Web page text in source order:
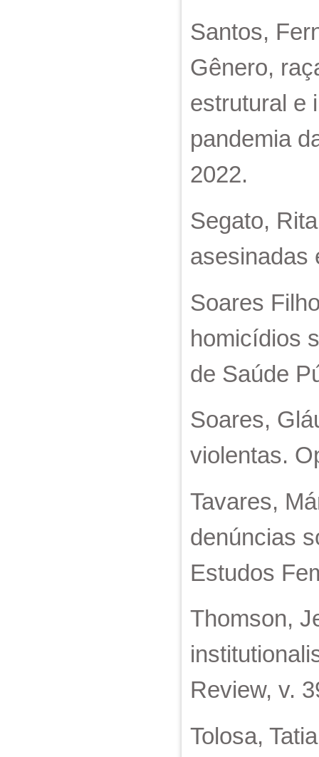
Santos,
Gênero,
estrutural e
pandemia
2022.
Segato,
asesinadas
Soares
homicídios
de Saúde
Soares,
violentas.
Tavares,
denúncias
Estudos
Thomson,
Review, v.
Tolosa,